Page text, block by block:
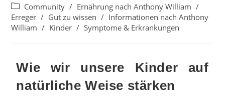
Community / Ernährung nach Anthony William /
Erreger / Gut zu wissen / Informationen nach Anthony
William / Kinder / Symptome & Erkrankungen
Wie wir unsere Kinder auf
natürliche Weise stärken